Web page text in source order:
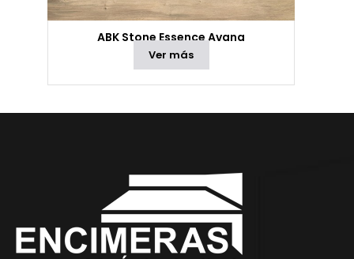
ABK Stone Essence Avana
Ver más